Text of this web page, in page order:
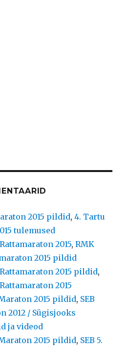
2015 pildid,4. Tartu
tulemused
2015,RMK
2015 pildid
2015 pildid,
2015
2015 pildid, SEB
2012 / Sügisjooks
ja videod
2015 pildid, SEB 5.